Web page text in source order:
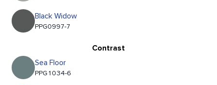
Black Widow
PPG0997-7
Contrast
Sea Floor
PPG1034-6